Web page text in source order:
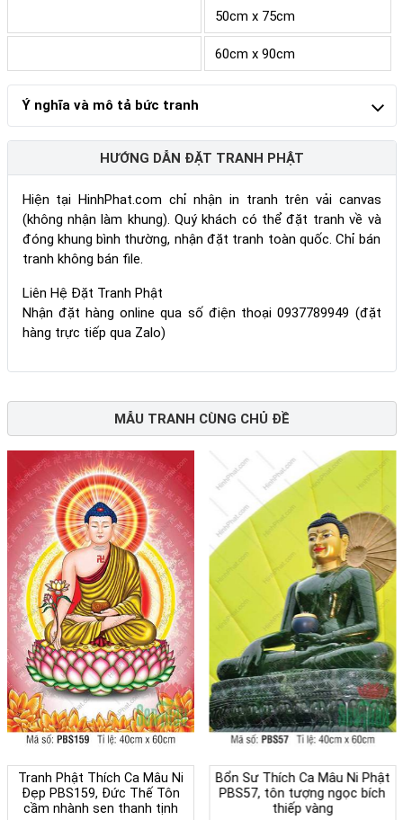
50cm x 75cm
60cm x 90cm
Ý nghĩa và mô tả bức tranh
HƯỚNG DẪN ĐẶT TRANH PHẬT
Hiện tại HinhPhat.com chỉ nhận in tranh trên vải canvas
(không nhận làm khung). Quý khách có thể đặt tranh về và
đóng khung bình thường, nhận đặt tranh toàn quốc. Chỉ bán
tranh không bán file.
Liên Hệ Đặt Tranh Phật
Nhận đặt hàng online qua số điện thoại 0937789949 (đặt
hàng trực tiếp qua Zalo)
MẪU TRANH CÙNG CHỦ ĐỀ
Tranh Phật Thích Ca Mâu Ni
Đẹp PBS159, Đức Thế Tôn
cầm nhành sen thanh tịnh
Bổn Sư Thích Ca Mâu Ni Phật
PBS57, tôn tượng ngọc bích
thiếp vàng